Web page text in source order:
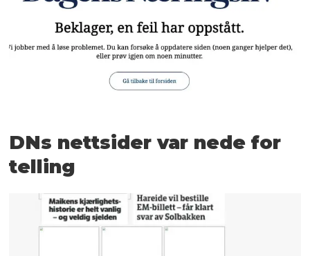
DNs nettsider var nede for
telling